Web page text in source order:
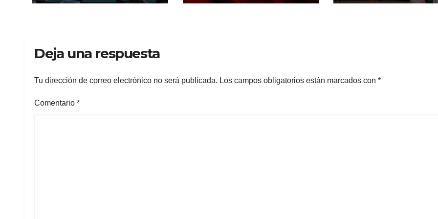
Deja una respuesta
Tu dirección de correo electrónico no será publicada. Los campos obligatorios están marcados con *
Comentario *